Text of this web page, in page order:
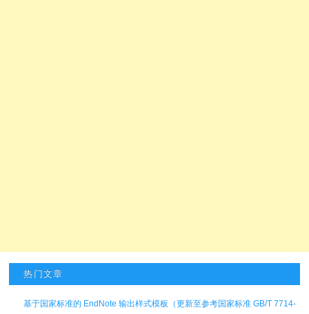
热门文章
基于国家标准的 EndNote 输出样式模板（更新至参考国家标准 GB/T 7714-